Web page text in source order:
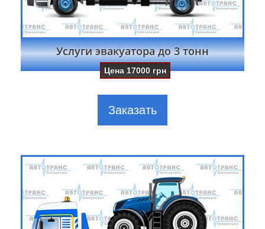
Услуги эвакуатора до 3 тонн
Цена17000 грн
Заказать